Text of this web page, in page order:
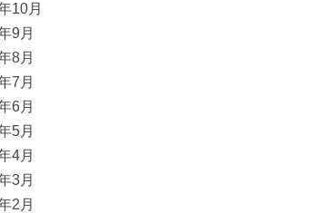
10月
9月
8月
7月
6月
5月
4月
3月
2月